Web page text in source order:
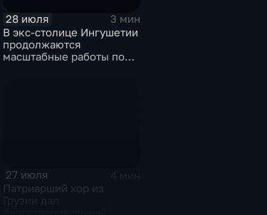
28 июля
3 мин
В экс-столице Ингушетии
продолжаются
масштабные работы по
27 июля
Патриарший хор из